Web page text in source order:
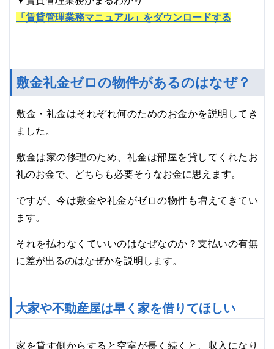
「賃貸管理業務マニュアル」をダウンロードする
敷金礼金ゼロの物件があるのはなぜ？
敷金・礼金はそれぞれ何のためのお金かを説明してき
ました。
敷金は家の修理のため、礼金は部屋を貸してくれたお
礼のお金で、どちらも必要そうなお金に思えます。
ですが、今は敷金や礼金がゼロの物件も増えてきてい
ます。
それを払わなくていいのはなぜなのか？支払いの有無
に差が出るのはなぜかを説明します。
大家や不動産屋は早く家を借りてほしい
家を貸す側からすると空室が長く続くと、収入になり